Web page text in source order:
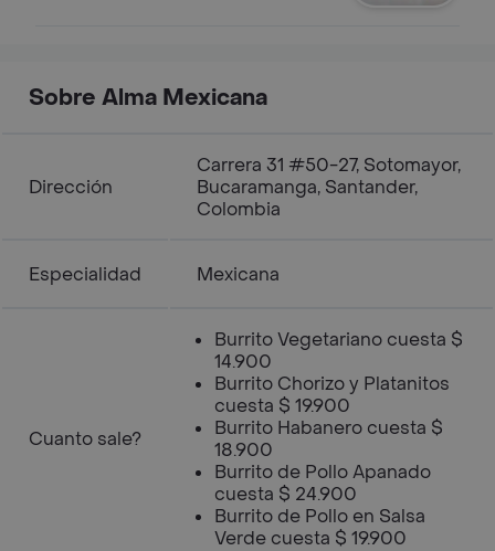
Sobre Alma Mexicana
Dirección
Carrera 31 #50-27, Sotomayor,
Bucaramanga, Santander,
Colombia
Especialidad Mexicana
Cuanto sale?
Burrito Vegetariano cuesta $
14.900
Burrito Chorizo y Platanitos
cuesta $ 19.900
Burrito Habanero cuesta $
18.900
Burrito de Pollo Apanado
cuesta $ 24.900
Burrito de Pollo en Salsa
Verde cuesta $ 19.900